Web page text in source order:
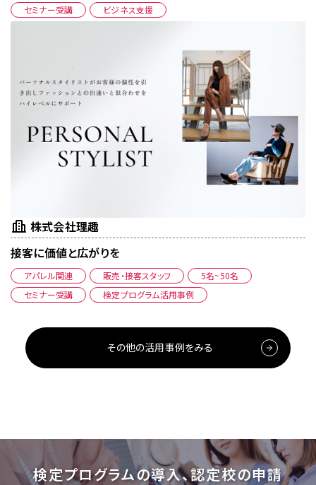
セミナー受講
ビジネス支援
株式会社理趣
接客に価値と広がりを
アパレル関連 販売・接客スタッフ
5名~50名
セミナー受講
検定プログラム活用事例
その他の活用事例をみる
検定プログラムの導入、認定校の申請